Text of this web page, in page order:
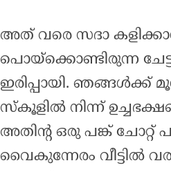
അത് വരെ സദാ
പൊയ്ക്കൊണ്ടിരുന്ന
ഇരിപ്പായി. ഞങ്ങൾക്ക്
സ്കൂളിൽ നിന്ന്
അതിന്റ ഒരു പങ്ക് ചോറ്റ്
വൈകുന്നേരം വീട്ടിൽ